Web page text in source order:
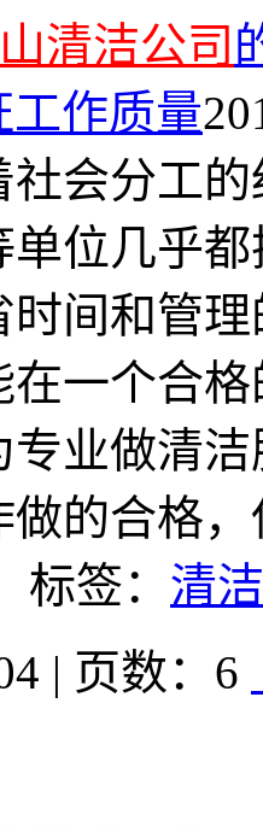
清洁公司
作质量
社会分工
单位几乎
时间和管
在一个合
专业做清
做的合格
标签： 清
| 页数：6